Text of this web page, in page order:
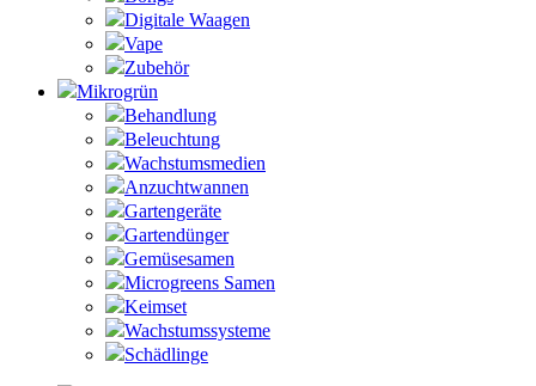
Digitale Waagen
Vape
Zubehör
Mikrogrün
Behandlung
Beleuchtung
Wachstumsmedien
Anzuchtwannen
Gartengeräte
Gartendünger
Gemüsesamen
Microgreens Samen
Keimset
Wachstumssysteme
Schädlinge